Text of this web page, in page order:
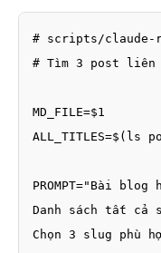
# scripts/claude-
# Tìm 3 post liên
MD_FILE=$1
PROMPT="Bài
Danh sách tất cả
Chọn 3 slug phù